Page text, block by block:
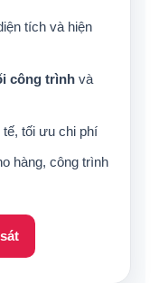
tích và hiện
công trìnhvà
tối ưu chi phí
hàng, công trình